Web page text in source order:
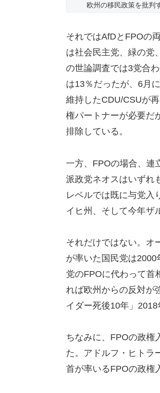
欧州の移民政策を批判
それではAfDとFPOの
は社会民主党、緑の党
の世論調査では3党合
は13％だったが、6月
維持したCDU/CSUが
権パートナーが必要だ
排除している。
一方、FPOの場合、連
派政党ネオスはいずれ
レベルでは既に与党入
イヒ州、そして今年ザ
それだけではない。オ
が率いた国民党は
党のFPOに代わって首
れば欧州からの反対が
イダー死後10年」2018
ちなみに、FPOの政権
た。アドルフ・ヒトラ
首が率いるFPOの政権